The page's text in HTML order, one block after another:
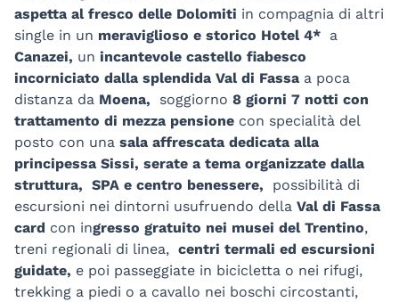
aspetta al fresco delle Dolomiti in compagnia di altri
single in un meraviglioso e storico Hotel 4* a
Canazei, un incantevole castello fiabesco
incorniciato dalla splendida Val di Fassa a poca
distanza da Moena, soggiorno 8 giorni 7 notti con
trattamento di mezza pensione con specialità del
posto con una sala affrescata dedicata alla
principessa Sissi, serate a tema organizzate dalla
struttura, SPA e centro benessere, possibilità di
escursioni nei dintorni usufruendo della Val di Fassa
card con ingresso gratuito nei musei del Trentino,
treni regionali di linea, centri termali ed escursioni
guidate, e poi passeggiate in bicicletta o nei rifugi,
trekking a piedi o a cavallo nei boschi circostanti,